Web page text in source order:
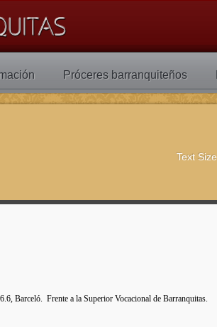
Próceres barranquiteños
Text Size
Barceló. Frente a la Superior Vocacional de Barranquitas.